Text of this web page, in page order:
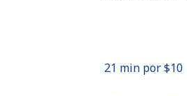
21 min por ⁦$10⁩